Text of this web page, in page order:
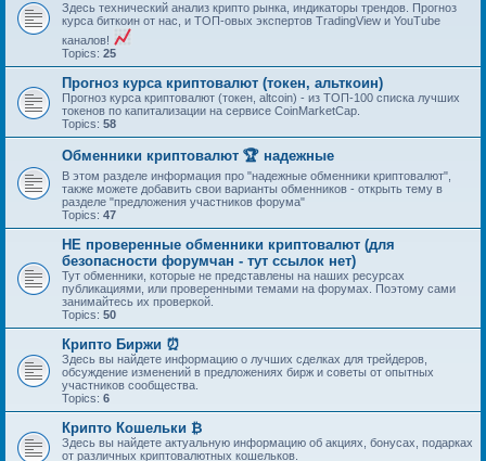
Здесь технический анализ крипто рынка, индикаторы трендов. Прогноз
курса биткоин от нас, и ТОП-овых экспертов TradingView и YouTube
каналов!
Topics: 25
Прогноз курса криптовалют (токен, альткоин)
Прогноз курса криптовалют (токен, altcoin) - из ТОП-100 списка лучших
токенов по капитализации на сервисе CoinMarketCap.
Topics: 58
Обменники криптовалют 🏆 надежные
В этом разделе информация про "надежные обменники криптовалют",
также можете добавить свои варианты обменников - открыть тему в
разделе "предложения участников форума"
Topics: 47
НЕ проверенные обменники криптовалют (для
безопасности форумчан - тут ссылок нет)
Тут обменники, которые не представлены на наших ресурсах
публикациями, или проверенными темами на форумах. Поэтому сами
занимайтесь их проверкой.
Topics: 50
Крипто Биржи ⏰
Здесь вы найдете информацию о лучших сделках для трейдеров,
обсуждение изменений в предложениях бирж и советы от опытных
участников сообщества.
Topics: 6
Крипто Кошельки ₿
Здесь вы найдете актуальную информацию об акциях, бонусах, подарках
от различных криптовалютных кошельков.